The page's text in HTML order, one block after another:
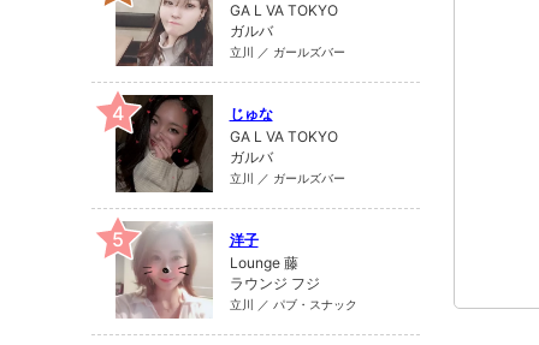
GA L VA TOKYO
ガルバ
立川 ／ ガールズバー
4
じゅな
GA L VA TOKYO
ガルバ
立川 ／ ガールズバー
5
洋子
Lounge 藤
ラウンジ フジ
立川 ／ パブ・スナック